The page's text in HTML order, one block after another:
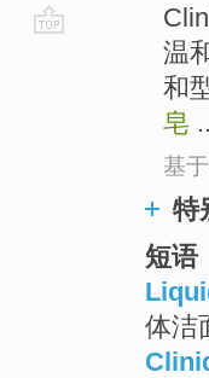
温
和
皂 ..
基
特
短语
体洁